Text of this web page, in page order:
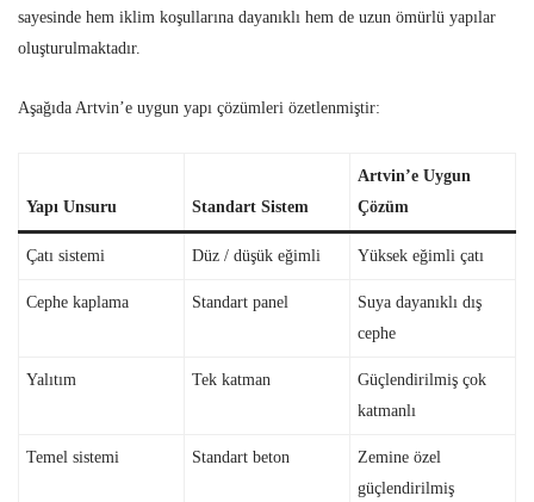
sayesinde hem iklim koşullarına dayanıklı hem de uzun ömürlü yapılar
oluşturulmaktadır.
Aşağıda Artvin’e uygun yapı çözümleri özetlenmiştir:
Yapı Unsuru Standart Sistem
Artvin’e Uygun
Çözüm
Çatı sistemi Düz / düşük eğimli Yüksek eğimli çatı
Cephe kaplama Standart panel
Suya dayanıklı dış
cephe
Yalıtım Tek katman
Güçlendirilmiş çok
katmanlı
Temel sistemi Standart beton
Zemine özel
güçlendirilmiş